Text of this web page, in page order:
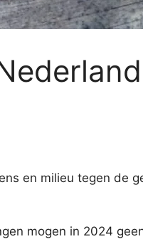
en milieu tegen de
mogen in 2024